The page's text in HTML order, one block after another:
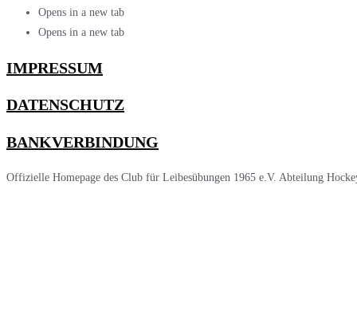
Opens in a new tab
Opens in a new tab
IMPRESSUM
DATENSCHUTZ
BANKVERBINDUNG
Offizielle Homepage des Club für Leibesübungen 1965 e.V. Abteilung